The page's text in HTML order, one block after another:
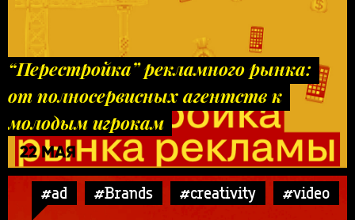
“Перестройка” рекламного рынка:
от полносервисных агентств к
молодым игрокам
22 МАЯ
#ad #Brands #creativity #video